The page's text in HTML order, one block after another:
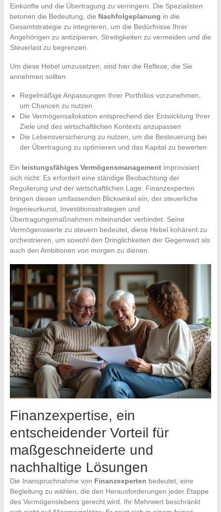
Einkünfte und die Übertragung zu verringern. Die Spezialisten
betonen die Bedeutung, die Nachfolgeplanung in die
Gesamtstrategie zu integrieren, um die Bedürfnisse Ihrer
Angehörigen zu antizipieren, Streitigkeiten zu vermeiden und die
Steuerlast zu begrenzen.
Um diese Hebel umzusetzen, sind hier die Reflexe, die Sie
annehmen sollten:
Regelmäßige Anpassungen Ihrer Portfolios vorzunehmen,
um Chancen zu nutzen
Die Vermögensallokation entsprechend der Entwicklung Ihrer
Ziele und des wirtschaftlichen Kontexts anzupassen
Die Lebensversicherung zu nutzen, um die Besteuerung bei
der Übertragung zu optimieren und das Kapital zu bewerten
Ein leistungsfähiges Vermögensmanagementimprovisiert
sich nicht: Es erfordert eine ständige Beobachtung der
Regulierung und der wirtschaftlichen Lage. Finanzexperten
bringen diesen umfassenden Blickwinkel ein, der steuerliche
Ingenieurkunst, Investitionsstrategien und
Übertragungsmaßnahmen miteinander verbindet. Seine
Vermögenswerte zu steuern bedeutet, diese Hebel kohärent zu
orchestrieren, um sowohl den Dringlichkeiten der Gegenwart als
auch den Ambitionen von morgen zu dienen.
Finanzexpertise, ein
entscheidender Vorteil für
maßgeschneiderte und
nachhaltige Lösungen
Die Inanspruchnahme von Finanzexperten bedeutet, eine
Begleitung zu wählen, die den Herausforderungen jeder Etappe
des Vermögenslebens gerecht wird. Ihr Mehrwert beschränkt